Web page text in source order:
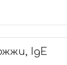
IgE